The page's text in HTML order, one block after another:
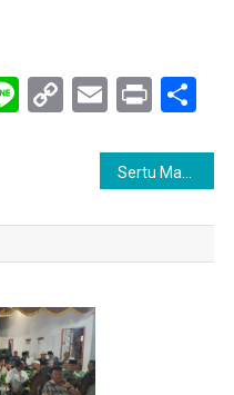
LineCopyEmail
Print